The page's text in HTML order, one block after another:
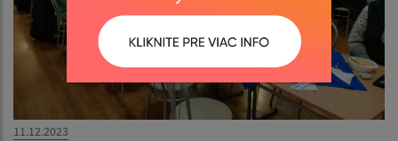
11.12.2023